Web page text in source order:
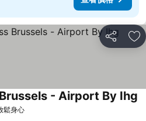
分享 加
鬆身心
- Airport By Ihg